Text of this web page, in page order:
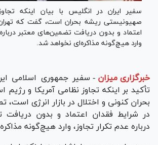
سفیر ایران در انگلیس با بیان اینکه
صهیونیستی ریشه بحران است، گفت که
اعتماد و بدون دریافت تضمین‌های معتبر
وارد هیچ‌گونه مذاکره‌ای نخواهد شد.
خبرگزاری میزان - سفیر جمهوری اسلامی
تأکید بر اینکه تجاوز نظامی آمریکا و رژیم
بحران کنونی و اختلال در بازار انرژی است،
در شرایط فقدان اعتماد و بدون دریافت
درباره عدم تکرار تجاوز، وارد هیچ‌گونه